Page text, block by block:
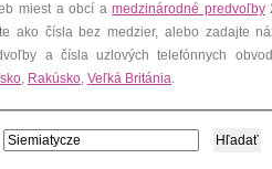
miest a obcí amedzinárodné predvoľby
ako čísla bez medzier, alebo zadajte
a čísla uzlových telefónnych
, Rakúsko, Veľká Británia.